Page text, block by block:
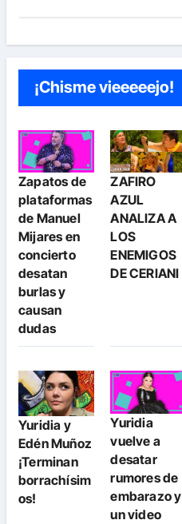
¡Chisme vieeeeejo!
Zapatos de
plataformas
de Manuel
Mijares en
concierto
desatan
burlas y
causan
dudas
ZAFIRO
AZUL
ANALIZA A
LOS
ENEMIGOS
DE CERIANI
Yuridia y
Edén Muñoz
¡Terminan
borrachísim
os!
Yuridia
vuelve a
desatar
rumores de
embarazo y
un video